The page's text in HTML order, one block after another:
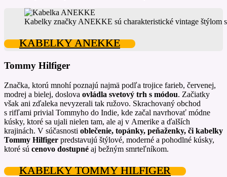
Kabelky značky ANEKKE sú charakteristické vintage štýlom
KABELKY ANEKKE
Tommy Hilfiger
Značka, ktorú mnohí poznajú najmä podľa trojice farieb, červenej,
modrej a bielej, doslova ovládla svetový trh s módou. Začiatky
však ani zďaleka nevyzerali tak ružovo. Skrachovaný obchod
s rifľami privial Tommyho do Indie, kde začal navrhovať módne
kúsky, ktoré sa ujali nielen tam, ale aj v Amerike a ďalších
krajinách. V súčasnosti oblečenie, topánky, peňaženky, či kabelky
Tommy Hilfiger predstavujú štýlové, moderné a pohodlné kúsky,
ktoré sú cenovo dostupné aj bežným smrteľníkom.
KABELKY TOMMY HILFIGER